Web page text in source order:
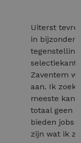
Uiterst
in bijzonder
Zaventem
aan. Ik zoek
meeste
totaal geen
bieden jobs
zijn wat ik